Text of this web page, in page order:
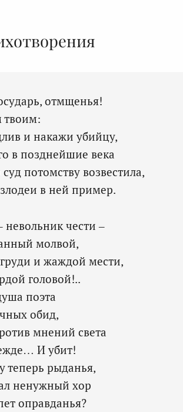
отмщенья!
твоим:
и накажи убийцу,
в позднейшие века
потомству возвестила,
в ней пример.
невольник чести –
молвой,
и жаждой мести,
головой!..
поэта
обид,
мнений света
И убит!
теперь рыданья,
ненужный хор
оправданья?